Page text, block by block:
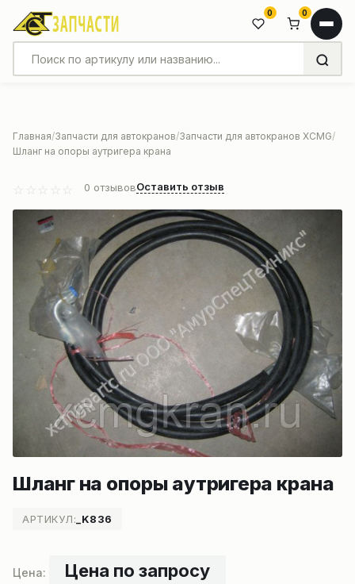
0 0
Главная Запчасти для автокранов Запчасти для автокранов XCMG
Шланг на опоры аутригера крана
0 отзывовОставить отзыв
Шланг на опоры аутригера крана
АРТИКУЛ: _K836
Цена по запросу